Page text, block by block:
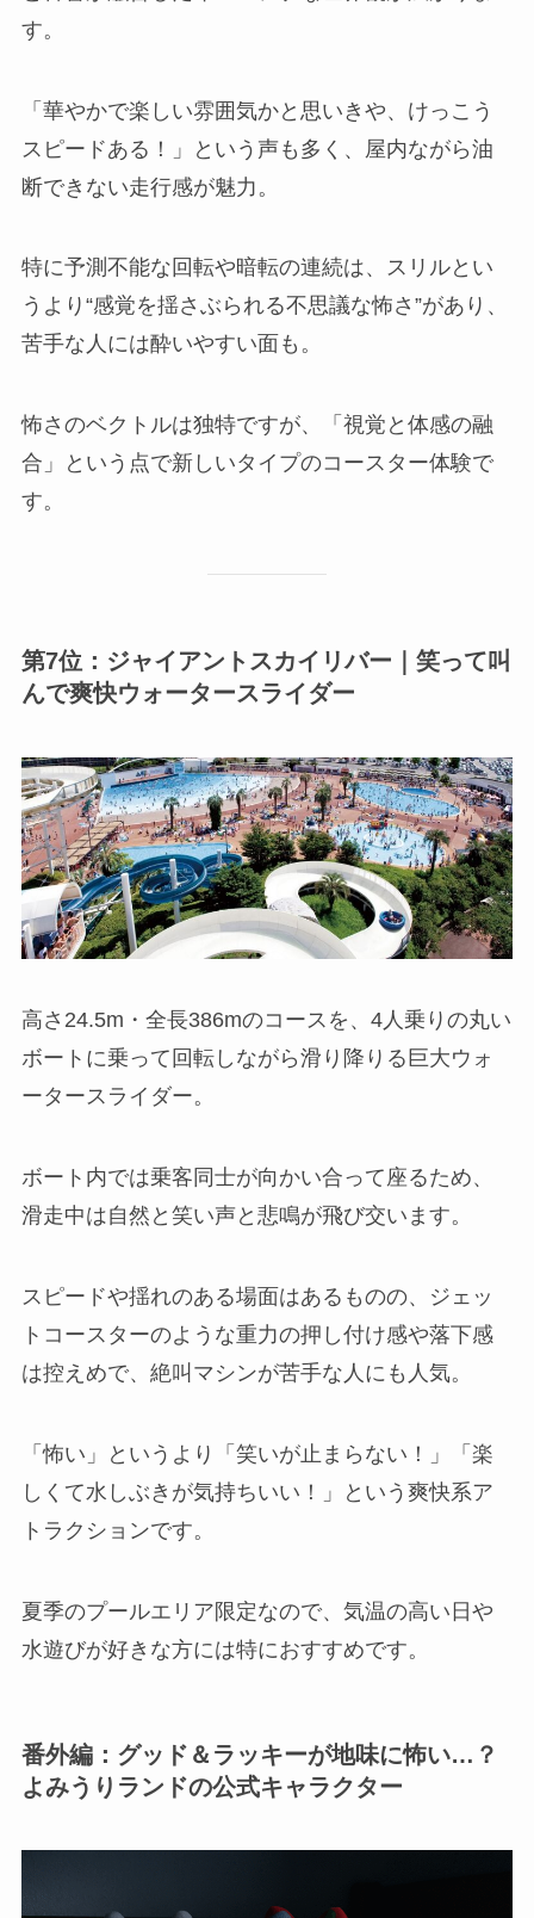
す。
「華やかで楽しい雰囲気かと思いきや、けっこう
スピードある！」という声も多く、屋内ながら油
断できない走行感が魅力。
特に予測不能な回転や暗転の連続は、スリルとい
うより“感覚を揺さぶられる不思議な怖さ”があり、
苦手な人には酔いやすい面も。
怖さのベクトルは独特ですが、「視覚と体感の融
合」という点で新しいタイプのコースター体験で
す。
第7位：ジャイアントスカイリバー｜笑って叫
んで爽快ウォータースライダー
高さ24.5m・全長386mのコースを、4人乗りの丸い
ボートに乗って回転しながら滑り降りる巨大ウォ
ータースライダー。
ボート内では乗客同士が向かい合って座るため、
滑走中は自然と笑い声と悲鳴が飛び交います。
スピードや揺れのある場面はあるものの、ジェッ
トコースターのような重力の押し付け感や落下感
は控えめで、絶叫マシンが苦手な人にも人気。
「怖い」というより「笑いが止まらない！」「楽
しくて水しぶきが気持ちいい！」という爽快系ア
トラクションです。
夏季のプールエリア限定なので、気温の高い日や
水遊びが好きな方には特におすすめです。
番外編：グッド＆ラッキーが地味に怖い…？
よみうりランドの公式キャラクター